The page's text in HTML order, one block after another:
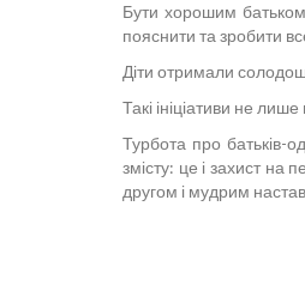
Бути хорошим батьком
пояснити та зробити
Діти отримали
Такі ініціативи не
Турбота про батьків-
змісту: це і захист на
другом і мудрим